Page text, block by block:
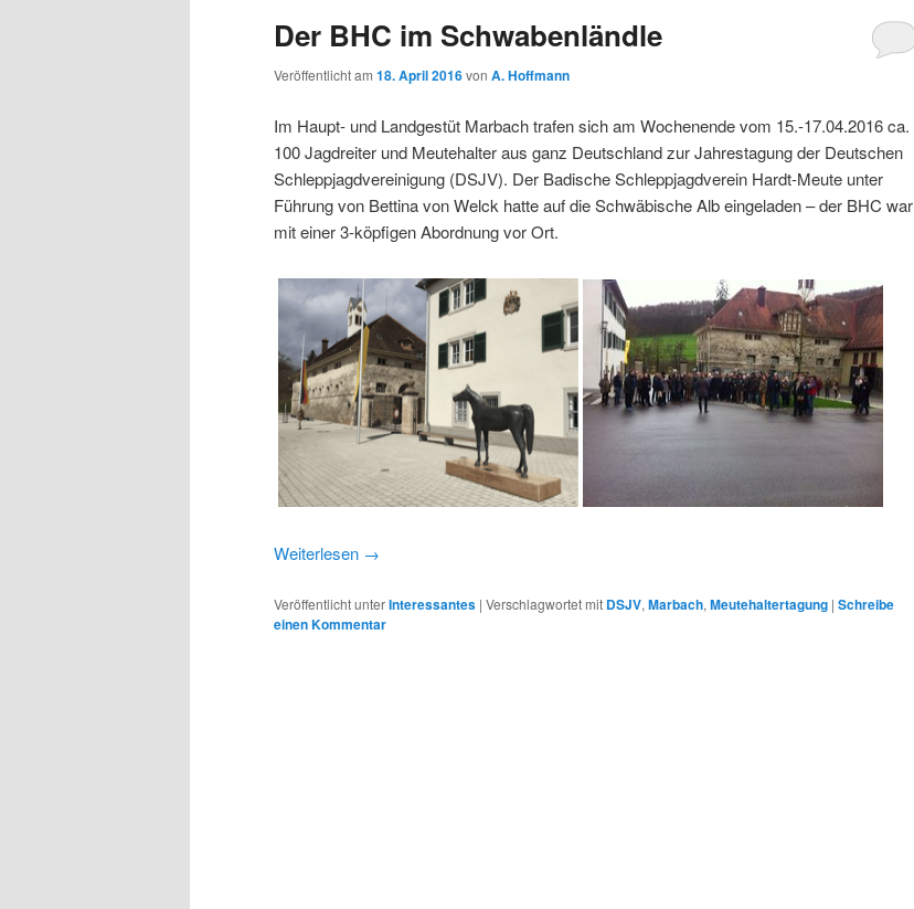
Der BHC im Schwabenländle
Veröffentlicht am 18. April 2016von A. Hoffmann
Im Haupt- und Landgestüt Marbach trafen sich am Wochenende vom 15.-17.04.2016 ca.
100 Jagdreiter und Meutehalter aus ganz Deutschland zur Jahrestagung der Deutschen
Schleppjagdvereinigung (DSJV). Der Badische Schleppjagdverein Hardt-Meute unter
Führung von Bettina von Welck hatte auf die Schwäbische Alb eingeladen – der BHC war
mit einer 3-köpfigen Abordnung vor Ort.
Weiterlesen →
Veröffentlicht unterInteressantes | Verschlagwortet mit DSJV, Marbach, Meutehaltertagung | Schreibe
einen Kommentar